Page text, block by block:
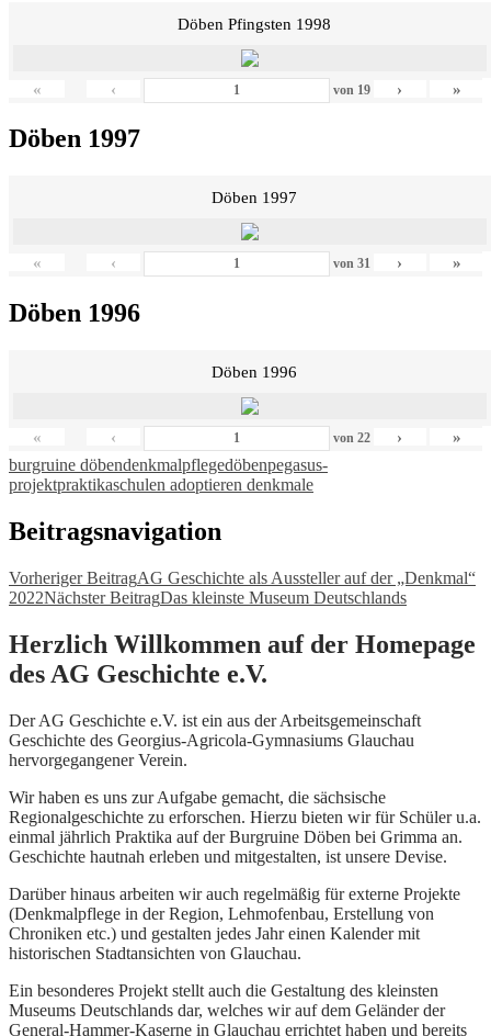
Döben Pfingsten 1998
« ‹ von 19 › »
Döben 1997
Döben 1997
« ‹ von 31 › »
Döben 1996
Döben 1996
« ‹ von 22 › »
burgruine döbendenkmalpflegedöbenpegasus-
projektpraktikaschulen adoptieren denkmale
Beitragsnavigation
Vorheriger BeitragAG Geschichte als Aussteller auf der „Denkmal“
2022Nächster BeitragDas kleinste Museum Deutschlands
Herzlich Willkommen auf der Homepage
des AG Geschichte e.V.
Der AG Geschichte e.V. ist ein aus der Arbeitsgemeinschaft
Geschichte des Georgius-Agricola-Gymnasiums Glauchau
hervorgegangener Verein.
Wir haben es uns zur Aufgabe gemacht, die sächsische
Regionalgeschichte zu erforschen. Hierzu bieten wir für Schüler u.a.
einmal jährlich Praktika auf der Burgruine Döben bei Grimma an.
Geschichte hautnah erleben und mitgestalten, ist unsere Devise.
Darüber hinaus arbeiten wir auch regelmäßig für externe Projekte
(Denkmalpflege in der Region, Lehmofenbau, Erstellung von
Chroniken etc.) und gestalten jedes Jahr einen Kalender mit
historischen Stadtansichten von Glauchau.
Ein besonderes Projekt stellt auch die Gestaltung des kleinsten
Museums Deutschlands dar, welches wir auf dem Geländer der
General-Hammer-Kaserne in Glauchau errichtet haben und bereits